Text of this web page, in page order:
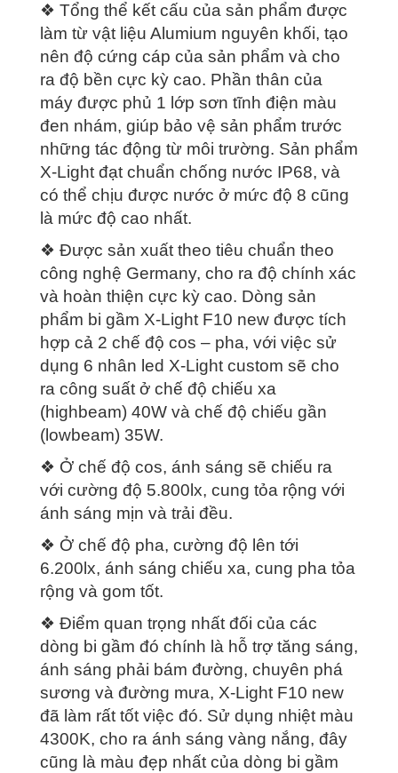
❖ Tổng thể kết cấu của sản phẩm được
làm từ vật liệu Alumium nguyên khối, tạo
nên độ cứng cáp của sản phẩm và cho
ra độ bền cực kỳ cao. Phần thân của
máy được phủ 1 lớp sơn tĩnh điện màu
đen nhám, giúp bảo vệ sản phẩm trước
những tác động từ môi trường. Sản phẩm
X-Light đạt chuẩn chống nước IP68, và
có thể chịu được nước ở mức độ 8 cũng
là mức độ cao nhất.
❖ Được sản xuất theo tiêu chuẩn theo
công nghệ Germany, cho ra độ chính xác
và hoàn thiện cực kỳ cao. Dòng sản
phẩm bi gầm X-Light F10 new được tích
hợp cả 2 chế độ cos – pha, với việc sử
dụng 6 nhân led X-Light custom sẽ cho
ra công suất ở chế độ chiếu xa
(highbeam) 40W và chế độ chiếu gần
(lowbeam) 35W.
❖ Ở chế độ cos, ánh sáng sẽ chiếu ra
với cường độ 5.800lx, cung tỏa rộng với
ánh sáng mịn và trải đều.
❖ Ở chế độ pha, cường độ lên tới
6.200lx, ánh sáng chiếu xa, cung pha tỏa
rộng và gom tốt.
❖ Điểm quan trọng nhất đối của các
dòng bi gầm đó chính là hỗ trợ tăng sáng,
ánh sáng phải bám đường, chuyên phá
sương và đường mưa, X-Light F10 new
đã làm rất tốt việc đó. Sử dụng nhiệt màu
4300K, cho ra ánh sáng vàng nắng, đây
cũng là màu đẹp nhất của dòng bi gầm